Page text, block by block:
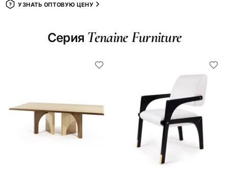
УЗНАТЬ ОПТОВУЮ ЦЕНУ
Серия Tenaine Furniture